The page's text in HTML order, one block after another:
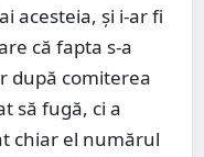
acesteia, și i-ar fi
că fapta s-a
după comiterea
să fugă, ci a
chiar el numărul